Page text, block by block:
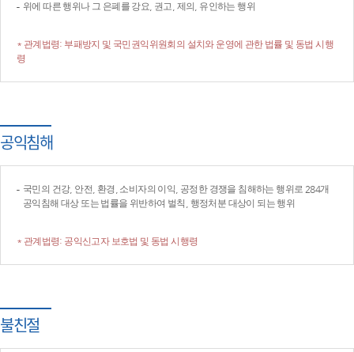
위에 따른 행위나 그 은폐를 강요, 권고, 제의, 유인하는 행위
* 관계법령: 부패방지 및 국민권익위원회의 설치와 운영에 관한 법률 및 동법 시행
령
공익침해
국민의 건강, 안전, 환경, 소비자의 이익, 공정한 경쟁을 침해하는 행위로 284개
공익침해 대상 또는 법률을 위반하여 벌칙, 행정처분 대상이 되는 행위
* 관계법령: 공익신고자 보호법 및 동법 시행령
불친절